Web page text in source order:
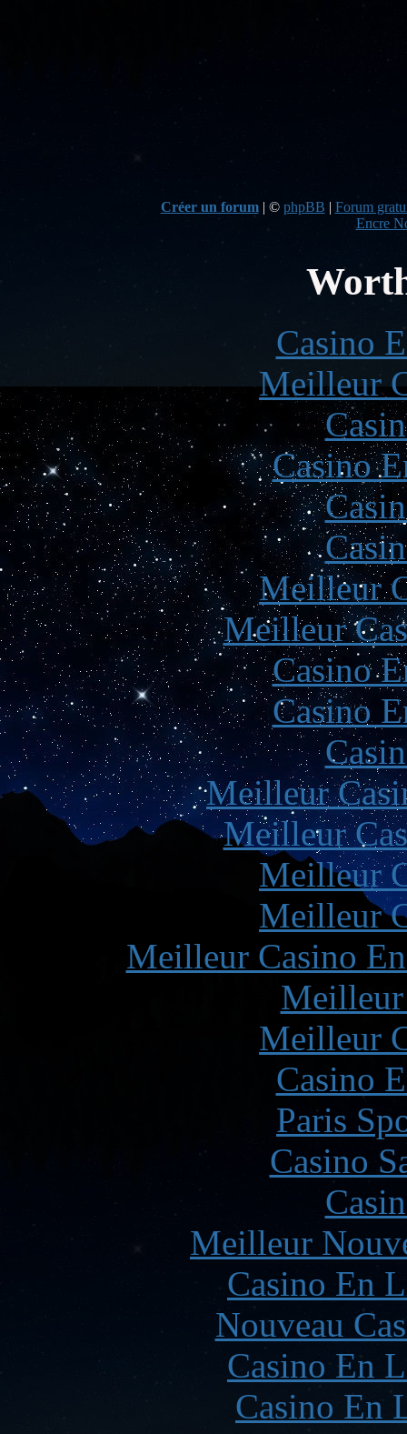
Créer un forum| © phpBB | Forum
Encre
Casino
Meilleur
Casino
Meilleur
Meilleur
Casino
Casino
Meilleur
Meilleur
Meilleur
Meilleur
Meilleur Casino
Meilleur
Meilleur
Casino
Paris
Casino
Meilleur
Casino En
Nouveau
Casino En
Casino En